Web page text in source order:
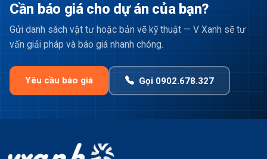
Cần báo giá cho dự án của bạn?
Gửi danh sách vật tư hoặc bản vẽ kỹ thuật — V Xanh sẽ tư
vấn giải pháp và báo giá nhanh chóng.
Yêu cầu báo giá Gọi 0902.678.327